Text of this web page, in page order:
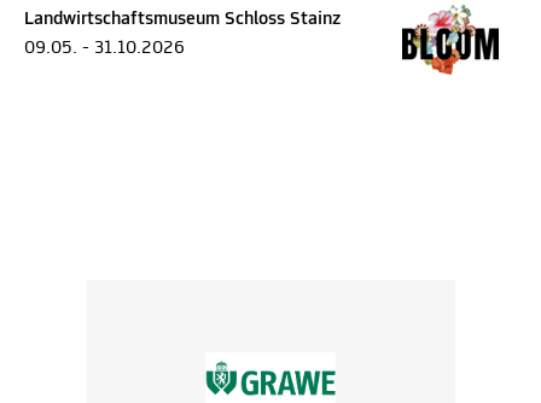
Landwirtschaftsmuseum Schloss Stainz
09.05. - 31.10.2026